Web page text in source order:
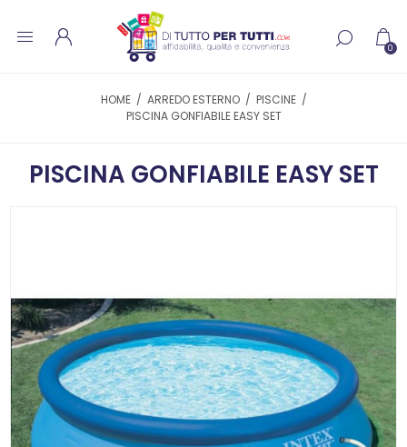
0
HOME / ARREDO ESTERNO / PISCINE /
PISCINA GONFIABILE EASY SET
PISCINA GONFIABILE EASY SET